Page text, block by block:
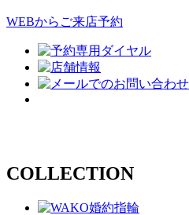
WEBからご来店予約
COLLECTION